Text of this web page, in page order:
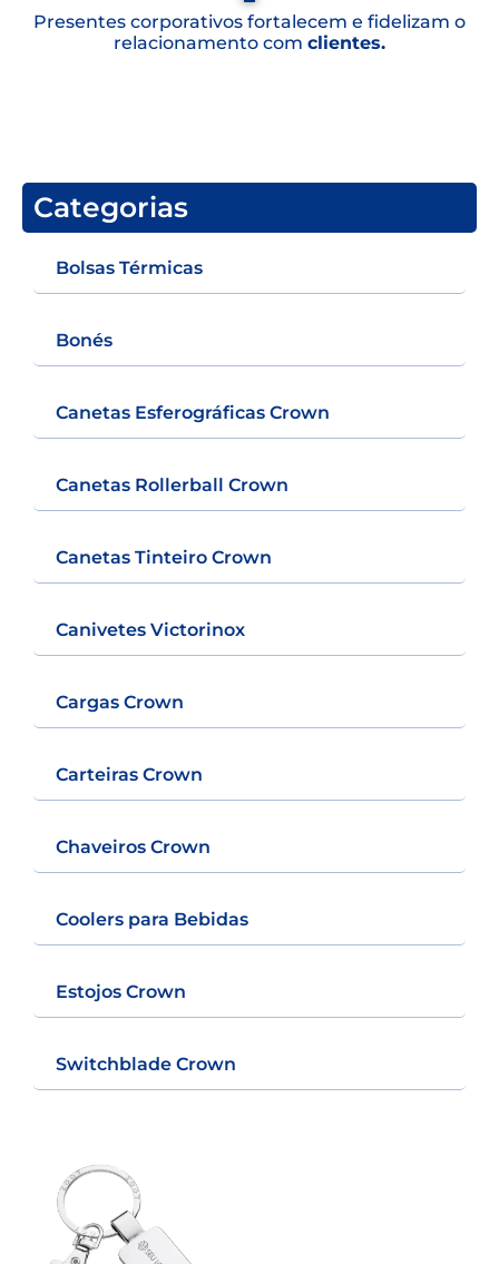
Presentes corporativos fortalecem e fidelizam o
relacionamento com clientes.
Categorias
Bolsas Térmicas
Bonés
Canetas Esferográficas Crown
Canetas Rollerball Crown
Canetas Tinteiro Crown
Canivetes Victorinox
Cargas Crown
Carteiras Crown
Chaveiros Crown
Coolers para Bebidas
Estojos Crown
Switchblade Crown